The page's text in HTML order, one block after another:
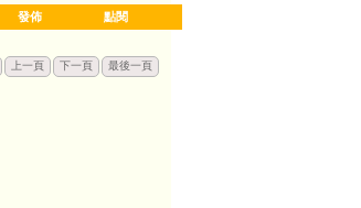
發佈 點閱
上一頁 下一頁 最後一頁